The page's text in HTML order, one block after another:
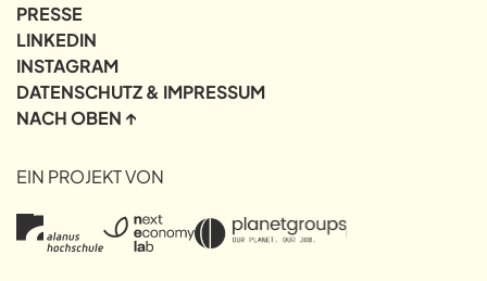
PRESSE
LINKEDIN
INSTAGRAM
DATENSCHUTZ & IMPRESSUM
NACH OBEN ↑
EIN PROJEKT VON